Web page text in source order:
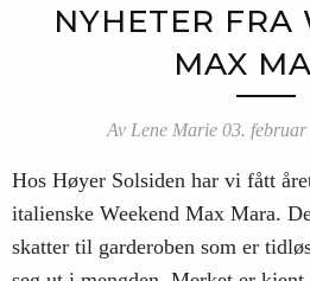
NYHETER FRA
MAX
Av Lene Marie 03.
Hos Høyer Solsiden har vi fått
italienske Weekend Max Mara.
skatter til garderoben som er